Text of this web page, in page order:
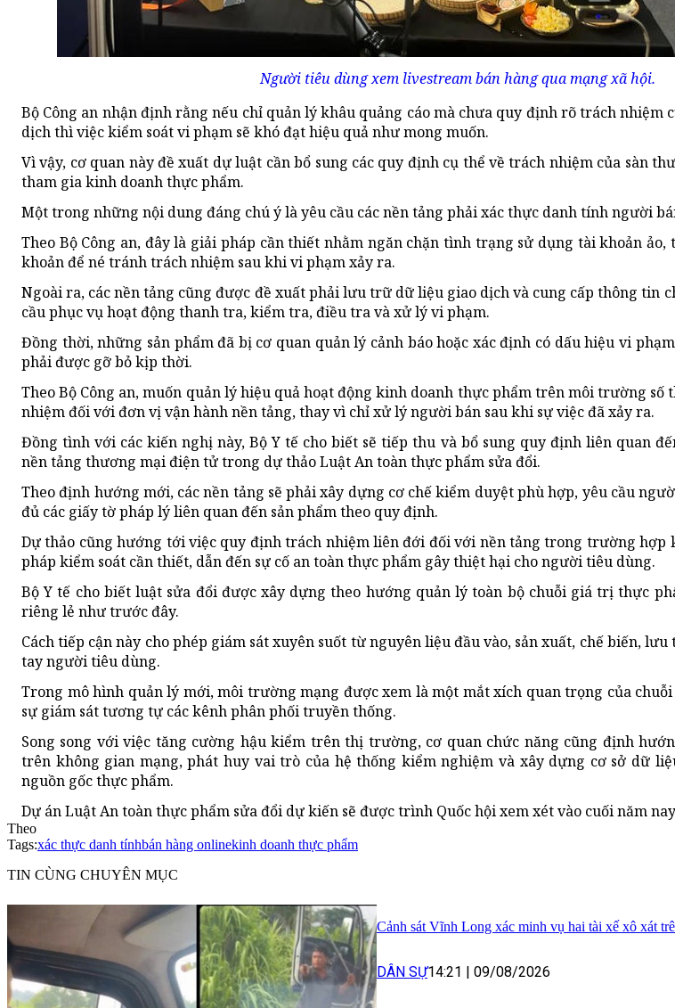
Người tiêu dùng xem livestream bán hàng qua mạng xã hội.
Bộ Công an nhận định rằng nếu chỉ quản lý khâu quảng cáo mà chưa quy định rõ trách nhiệm
dịch thì việc kiểm soát vi phạm sẽ khó đạt hiệu quả như mong muốn.
Vì vậy, cơ quan này đề xuất dự luật cần bổ sung các quy định cụ thể về trách nhiệm của sàn
tham gia kinh doanh thực phẩm.
Một trong những nội dung đáng chú ý là yêu cầu các nền tảng phải xác thực danh tính người
Theo Bộ Công an, đây là giải pháp cần thiết nhằm ngăn chặn tình trạng sử dụng tài khoản
khoản để né tránh trách nhiệm sau khi vi phạm xảy ra.
Ngoài ra, các nền tảng cũng được đề xuất phải lưu trữ dữ liệu giao dịch và cung cấp thông tin
cầu phục vụ hoạt động thanh tra, kiểm tra, điều tra và xử lý vi phạm.
Đồng thời, những sản phẩm đã bị cơ quan quản lý cảnh báo hoặc xác định có dấu hiệu vi
phải được gỡ bỏ kịp thời.
Theo Bộ Công an, muốn quản lý hiệu quả hoạt động kinh doanh thực phẩm trên môi trường số
nhiệm đối với đơn vị vận hành nền tảng, thay vì chỉ xử lý người bán sau khi sự việc đã xảy ra.
Đồng tình với các kiến nghị này, Bộ Y tế cho biết sẽ tiếp thu và bổ sung quy định liên quan
nền tảng thương mại điện tử trong dự thảo Luật An toàn thực phẩm sửa đổi.
Theo định hướng mới, các nền tảng sẽ phải xây dựng cơ chế kiểm duyệt phù hợp, yêu cầu
đủ các giấy tờ pháp lý liên quan đến sản phẩm theo quy định.
Dự thảo cũng hướng tới việc quy định trách nhiệm liên đới đối với nền tảng trong trường hợp
pháp kiểm soát cần thiết, dẫn đến sự cố an toàn thực phẩm gây thiệt hại cho người tiêu dùng.
Bộ Y tế cho biết luật sửa đổi được xây dựng theo hướng quản lý toàn bộ chuỗi giá trị thực
riêng lẻ như trước đây.
Cách tiếp cận này cho phép giám sát xuyên suốt từ nguyên liệu đầu vào, sản xuất, chế biến,
tay người tiêu dùng.
Trong mô hình quản lý mới, môi trường mạng được xem là một mắt xích quan trọng của
sự giám sát tương tự các kênh phân phối truyền thống.
Song song với việc tăng cường hậu kiểm trên thị trường, cơ quan chức năng cũng định
trên không gian mạng, phát huy vai trò của hệ thống kiểm nghiệm và xây dựng cơ sở dữ
nguồn gốc thực phẩm.
Dự án Luật An toàn thực phẩm sửa đổi dự kiến sẽ được trình Quốc hội xem xét vào cuối năm
Theo
Tags:xác thực danh tínhbán hàng onlinekinh doanh thực phẩm
TIN CÙNG CHUYÊN MỤC
Cảnh sát Vĩnh Long xác minh vụ hai tài xế xô xát
DÂN SỰ14:21 09/08/2026